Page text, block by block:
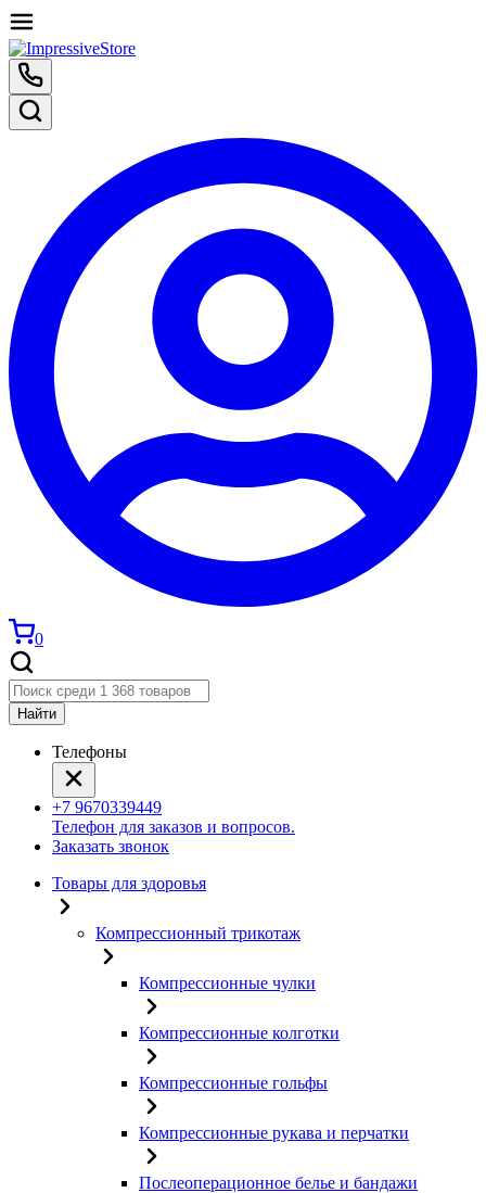
0
Найти
Телефоны
+7 9670339449
Телефон для заказов и вопросов.
Заказать звонок
Товары для здоровья
Компрессионный трикотаж
Компрессионные чулки
Компрессионные колготки
Компрессионные гольфы
Компрессионные рукава и перчатки
Послеоперационное белье и бандажи